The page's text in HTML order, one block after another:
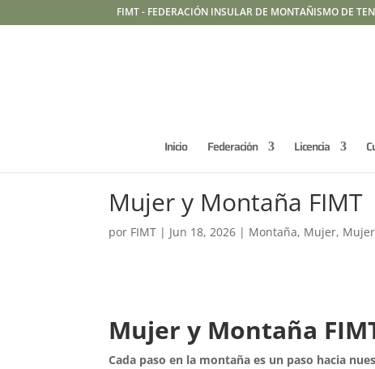
FIMT - FEDERACIÓN INSULAR DE MONTAÑISMO DE
Inicio Federación Licencia
Mujer y Montaña FIMT
por FIMT | Jun 18, 2026 | Montaña, Mujer,
Mujer y Montaña
Cada paso en la montaña es un paso hacia